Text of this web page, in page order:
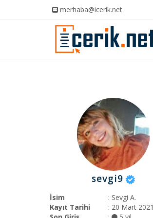
merhaba@icerik.net
sevgi9
İsim
: Sevgi A.
Kayıt Tarihi
: 20 Mart 2021